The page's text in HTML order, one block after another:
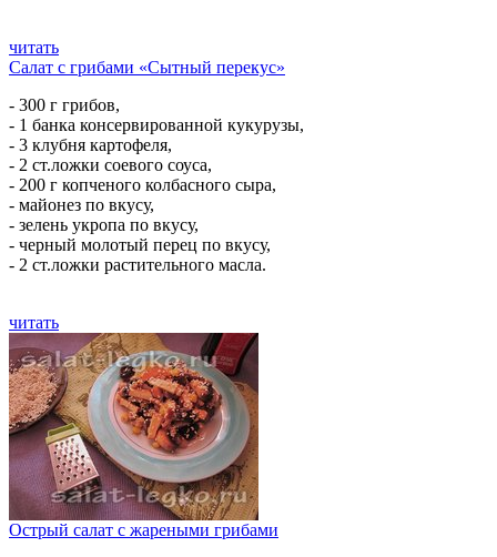
читать
Салат с грибами «Сытный перекус»
- 300 г грибов,
- 1 банка консервированной кукурузы,
- 3 клубня картофеля,
- 2 ст.ложки соевого соуса,
- 200 г копченого колбасного сыра,
- майонез по вкусу,
- зелень укропа по вкусу,
- черный молотый перец по вкусу,
- 2 ст.ложки растительного масла.
читать
Острый салат с жареными грибами